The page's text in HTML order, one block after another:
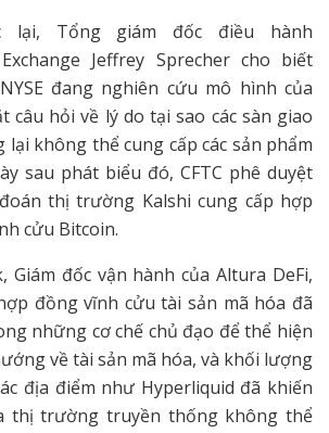
lại, Tổng giám đốc điều hành
Jeffrey Sprecher cho biết
đang nghiên cứu mô hình của
câu hỏi về lý do tại sao các sàn giao
không thể cung cấp các sản phẩm
sau phát biểu đó, CFTC phê duyệt
thị trường Kalshi cung cấp hợp
cửu Bitcoin.
Giám đốc vận hành của Altura DeFi,
đồng vĩnh cửu tài sản mã hóa đã
những cơ chế chủ đạo để thể hiện
về tài sản mã hóa, và khối lượng
địa điểm như Hyperliquid đã khiến
thị trường truyền thống không thể